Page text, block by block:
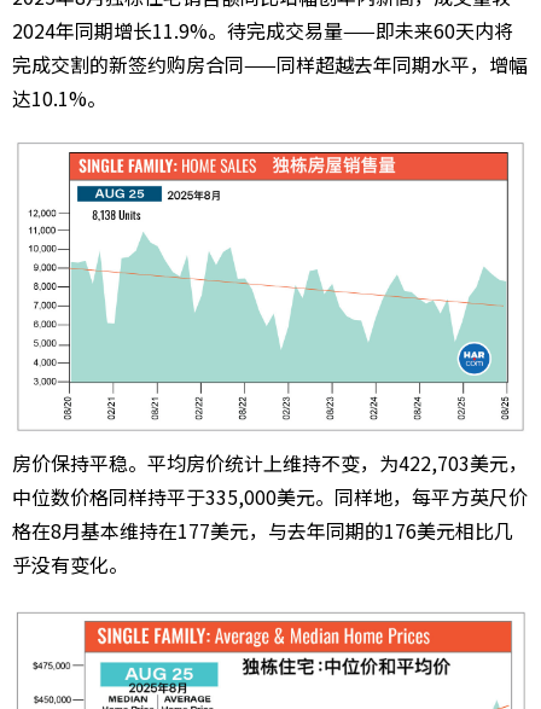
2024年同期增长11.9%。待完成交易量——即未来60天内将
完成交割的新签约购房合同——同样超越去年同期水平，增幅
达10.1%。
房价保持平稳。平均房价统计上维持不变，为422,703美元，
中位数价格同样持平于335,000美元。同样地，每平方英尺价
格在8月基本维持在177美元，与去年同期的176美元相比几
乎没有变化。